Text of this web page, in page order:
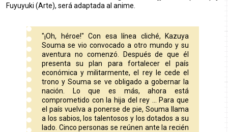
Fuyuyuki (Arte), será adaptada al anime.
"¡Oh, héroe!" Con esa línea cliché, Kazuya
Souma se vio convocado a otro mundo y su
aventura no comenzó. Después de que él
presenta su plan para fortalecer el país
económica y militarmente, el rey le cede el
trono y Souma se ve obligado a gobernar la
nación. Lo que es más, ahora está
comprometido con la hija del rey ... Para que
el país vuelva a ponerse de pie, Souma llama
a los sabios, los talentosos y los dotados a su
lado. Cinco personas se reúnen ante la recién